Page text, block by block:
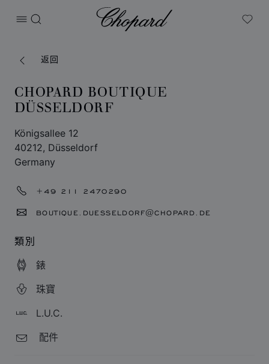
打开菜单
搜索
Chopard
My
返回
CHOPARD BOUTIQUE
DÜSSELDORF
Königsallee 12
40212, Düsseldorf
Germany
+49 211 2470290
BOUTIQUE.DUESSELDORF@CHOPARD.DE
類別
錶
珠寶
L.U.C.
配件